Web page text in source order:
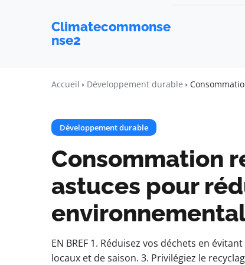
Climatecommonse
nse2
Accueil Développement durable
Développement durable
Consommation
astuces pour
EN BREF 1. Réduisez vos déchets en
locaux et de saison. 3. Privilégiez le